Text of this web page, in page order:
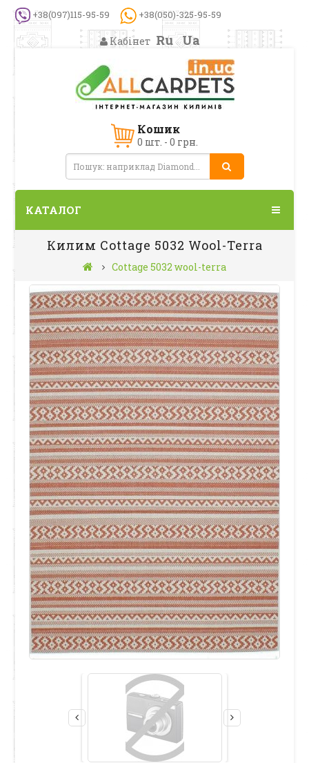
+38(097)115-95-59 +38(050)-325-95-59
Кабінет Ru Ua
Кошик
0 шт. - 0 грн.
КАТАЛОГ
Килим Cottage 5032 Wool-Terra
Cottage 5032 wool-terra